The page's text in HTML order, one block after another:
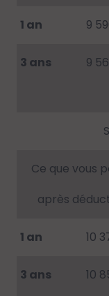
1 an 9
3 ans 9
Ce que vous
après
1 an 10
3 ans 10